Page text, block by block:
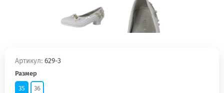
Артикул: 629-3
Размер
35
36